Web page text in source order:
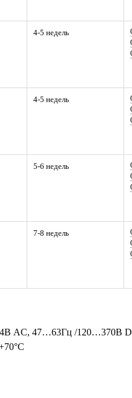
4-5 недель
4-5 недель
5-6 недель
7-8 недель
AC, 47…63Гц /